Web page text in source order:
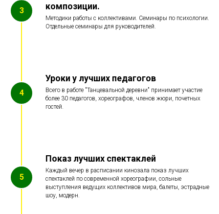
композиции.
Методики работы с коллективами. Семинары по психологии.
Отдельные семинары для руководителей.
Уроки у лучших педагогов
Всего в работе "Танцевальной деревни" принимает участие
более 30 педагогов, хореографов, членов жюри, почетных
гостей.
Показ лучших спектаклей
Каждый вечер в расписании кинозала показ лучших
спектаклей по современной хореографии, сольные
выступления ведущих коллективов мира, балеты, эстрадные
шоу, модерн.